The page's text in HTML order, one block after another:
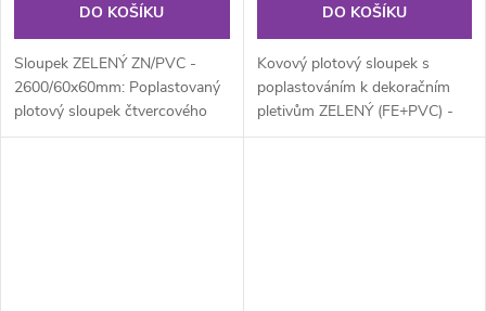
DO KOŠÍKU
Sloupek ZELENÝ ZN/PVC -
2600/60x60mm: Poplastovaný
plotový sloupek čtvercového
průřezu 60x60 mm, výška 260
DO KOŠÍKU
Kovový plotový sloupek s
poplastováním k dekoračním
pletivům ZELENÝ (FE+PVC) -
výška 70 cm. Kovový sloupek s